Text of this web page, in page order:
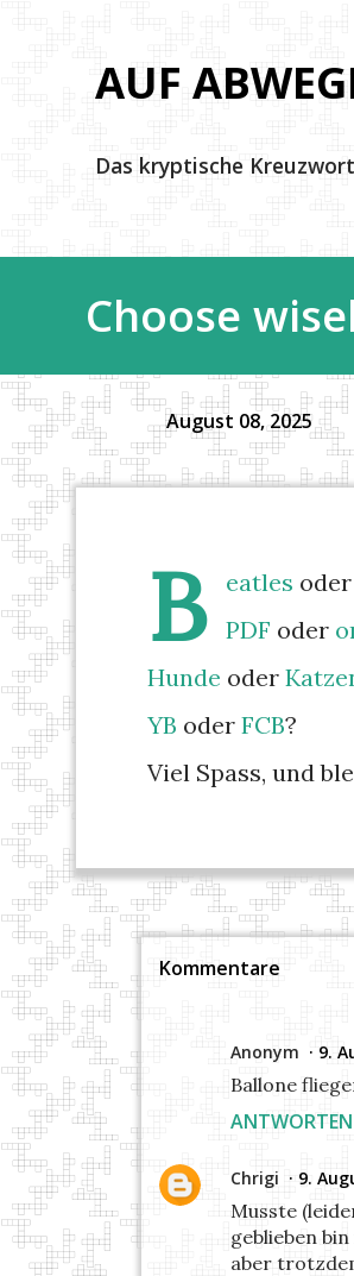
AUF
Das kryptische
Choose
August 08, 2025
B eatles oder
PDF oder
Hunde oder
YB oder FCB?
Viel Spass, und
Kommentare
Anonym 9.
Ballone
ANTWORTEN
Chrigi 9.
Musste
geblieben
aber